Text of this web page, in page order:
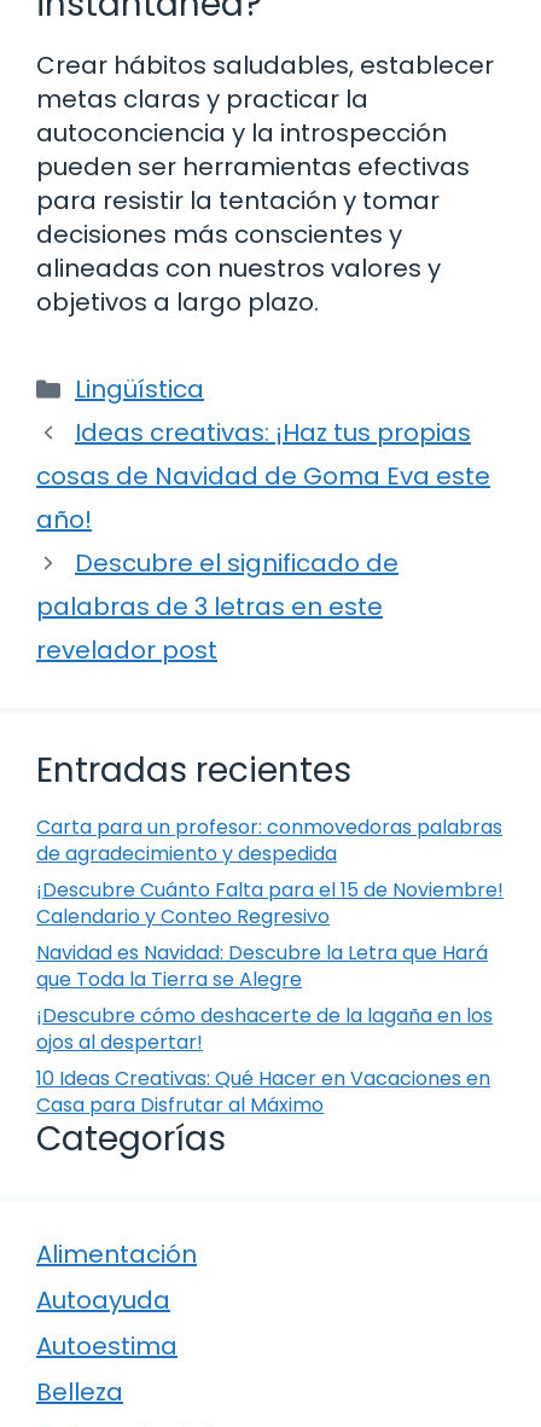
Crear hábitos saludables, establecer
metas claras y practicar la
autoconciencia y la introspección
pueden ser herramientas efectivas
para resistir la tentación y tomar
decisiones más conscientes y
alineadas con nuestros valores y
objetivos a largo plazo.
Categorías
Lingüística
Ideas creativas: ¡Haz tus propias
cosas de Navidad de Goma Eva este
año!
Descubre el significado de
palabras de 3 letras en este
revelador post
Entradas recientes
Carta para un profesor: conmovedoras palabras
de agradecimiento y despedida
¡Descubre Cuánto Falta para el 15 de Noviembre!
Calendario y Conteo Regresivo
Navidad es Navidad: Descubre la Letra que Hará
que Toda la Tierra se Alegre
¡Descubre cómo deshacerte de la lagaña en los
ojos al despertar!
10 Ideas Creativas: Qué Hacer en Vacaciones en
Casa para Disfrutar al Máximo
Categorías
Alimentación
Autoayuda
Autoestima
Belleza